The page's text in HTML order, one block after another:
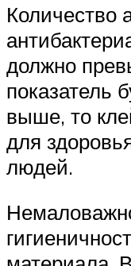
Количество
должно
показатель
выше, то
для
людей.